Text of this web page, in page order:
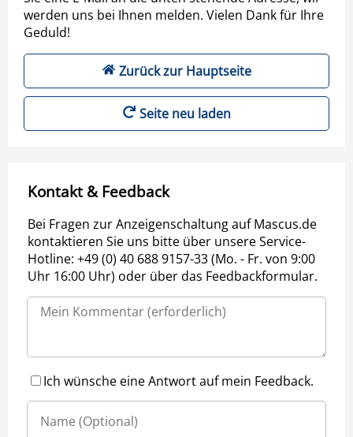
werden uns bei Ihnen melden. Vielen Dank für Ihre
Geduld!
Zurück zur Hauptseite
Seite neu laden
Kontakt & Feedback
Bei Fragen zur Anzeigenschaltung auf Mascus.de
kontaktieren Sie uns bitte über unsere Service-
Hotline: +49 (0) 40 688 9157-33 (Mo. - Fr. von 9:00
Uhr 16:00 Uhr) oder über das Feedbackformular.
Ich wünsche eine Antwort auf mein Feedback.